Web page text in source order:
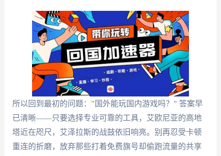
所以回到最初的问题："国外能玩国内游戏吗？" 答案早
已清晰——只要选择专业可靠的工具，艾欧尼亚的高地
塔近在咫尺，艾泽拉斯的战鼓依旧响亮。别再忍受卡顿
重连的折磨，放弃那些打着免费旗号却偷跑流量的共享